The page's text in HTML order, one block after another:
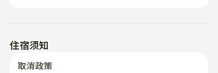
住宿须知
取消政策